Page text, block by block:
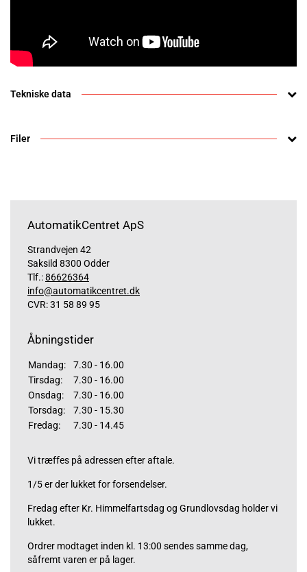
Tekniske data
Filer
AutomatikCentret ApS
Strandvejen 42
Saksild 8300 Odder
Tlf.:86626364
info@automatikcentret.dk
CVR: 31 58 89 95
Åbningstider
Mandag:
7.30 - 16.00
Tirsdag:
7.30 - 16.00
Onsdag:
7.30 - 16.00
Torsdag:
7.30 - 15.30
Fredag:
7.30 - 14.45
Vi træffes på adressen efter aftale.
1/5 er der lukket for forsendelser.
Fredag efter Kr. Himmelfartsdag og Grundlovsdag holder vi
lukket.
Ordrer modtaget inden kl. 13:00 sendes samme dag,
såfremt varen er på lager.